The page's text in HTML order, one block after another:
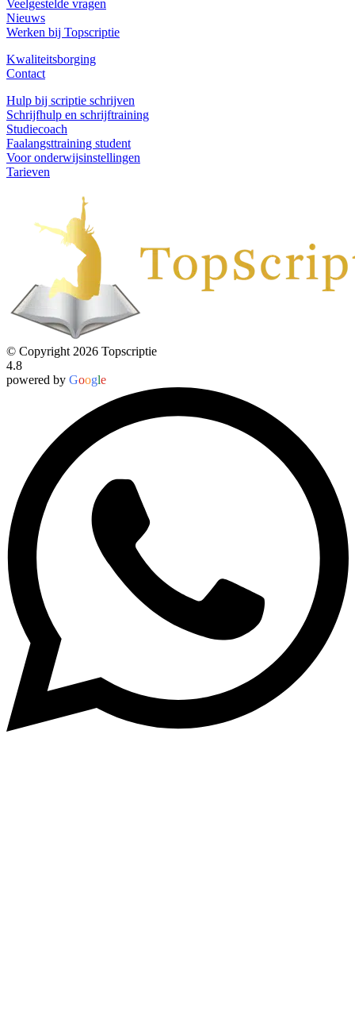
Veelgestelde vragen
Nieuws
Werken bij Topscriptie
Kwaliteitsborging
Contact
Hulp bij scriptie schrijven
Schrijfhulp en schrijftraining
Studiecoach
Faalangsttraining student
Voor onderwijsinstellingen
Tarieven
© Copyright 2026 Topscriptie
4.8
powered by Google